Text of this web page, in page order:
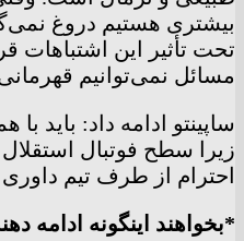
بیشتری هستیم دروغ
تحت تأثیر این اشتباهات
مسائل نمی‌توانیم
ساپینتو ادامه داد: باید
زیرا سطح فوتبال استقلال
احترام از طرف تیم
*بخواهند اینگونه ادامه